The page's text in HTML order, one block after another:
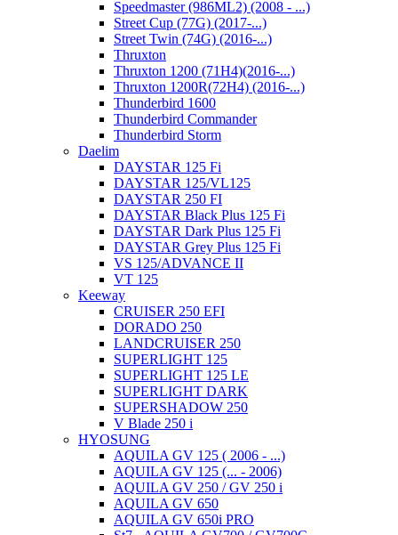
Speedmaster (986ML2) (2008 - ...)
Street Cup (77G) (2017-...)
Street Twin (74G) (2016-...)
Thruxton
Thruxton 1200 (71H4)(2016-...)
Thruxton 1200R(72H4) (2016-...)
Thunderbird 1600
Thunderbird Commander
Thunderbird Storm
Daelim
DAYSTAR 125 Fi
DAYSTAR 125/VL125
DAYSTAR 250 FI
DAYSTAR Black Plus 125 Fi
DAYSTAR Dark Plus 125 Fi
DAYSTAR Grey Plus 125 Fi
VS 125/ADVANCE II
VT 125
Keeway
CRUISER 250 EFI
DORADO 250
LANDCRUISER 250
SUPERLIGHT 125
SUPERLIGHT 125 LE
SUPERLIGHT DARK
SUPERSHADOW 250
V Blade 250 i
HYOSUNG
AQUILA GV 125 ( 2006 - ...)
AQUILA GV 125 (... - 2006)
AQUILA GV 250 / GV 250 i
AQUILA GV 650
AQUILA GV 650i PRO